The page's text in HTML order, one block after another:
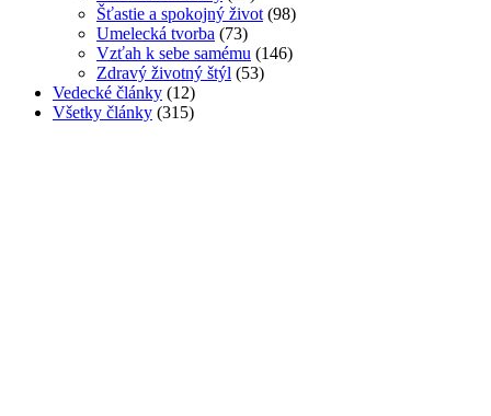
Šťastie a spokojný život (98)
Umelecká tvorba (73)
Vzťah k sebe samému (146)
Zdravý životný štýl (53)
Vedecké články (12)
Všetky články (315)